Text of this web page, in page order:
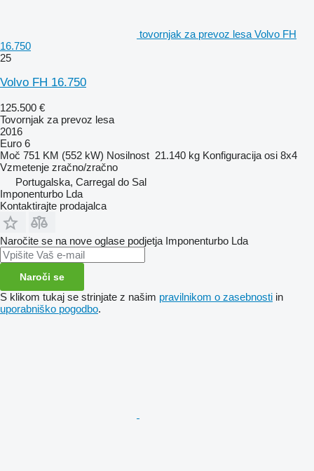
tovornjak za prevoz lesa Volvo FH
16.750
25
Volvo FH 16.750
125.500 €
Tovornjak za prevoz lesa
2016
Euro 6
Moč 751 KM (552 kW) Nosilnost 21.140 kg Konfiguracija osi 8x4
Vzmetenje zračno/zračno
Portugalska, Carregal do Sal
Imponenturbo Lda
Kontaktirajte prodajalca
Naročite se na nove oglase podjetja Imponenturbo Lda
Naroči se
S klikom tukaj se strinjate z našim pravilnikom o zasebnosti in
uporabniško pogodbo.